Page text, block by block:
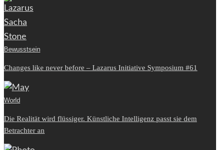
Bewusstsein
Changes like never before – Lazarus Initiative Symposium #61
World
Die Realität wird flüssiger. Künstliche Intelligenz passt sie dem
Betrachter an